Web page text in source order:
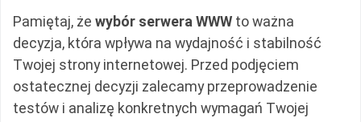
Pamiętaj, że wybór serwera WWW to ważna
decyzja, która wpływa na wydajność i stabilność
Twojej strony internetowej. Przed podjęciem
ostatecznej decyzji zalecamy przeprowadzenie
testów i analizę konkretnych wymagań Twojej